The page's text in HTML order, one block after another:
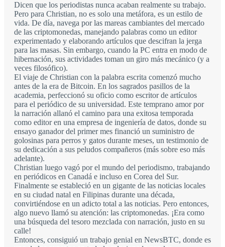
Dicen que los periodistas nunca acaban realmente su trabajo.
Pero para Christian, no es solo una metáfora, es un estilo de
vida. De día, navega por las mareas cambiantes del mercado
de las criptomonedas, manejando palabras como un editor
experimentado y elaborando artículos que descifran la jerga
para las masas. Sin embargo, cuando la PC entra en modo de
hibernación, sus actividades toman un giro más mecánico (y a
veces filosófico).
El viaje de Christian con la palabra escrita comenzó mucho
antes de la era de Bitcoin. En los sagrados pasillos de la
academia, perfeccionó su oficio como escritor de artículos
para el periódico de su universidad. Este temprano amor por
la narración allanó el camino para una exitosa temporada
como editor en una empresa de ingeniería de datos, donde su
ensayo ganador del primer mes financió un suministro de
golosinas para perros y gatos durante meses, un testimonio de
su dedicación a sus peludos compañeros (más sobre eso más
adelante).
Christian luego vagó por el mundo del periodismo, trabajando
en periódicos en Canadá e incluso en Corea del Sur.
Finalmente se estableció en un gigante de las noticias locales
en su ciudad natal en Filipinas durante una década,
convirtiéndose en un adicto total a las noticias. Pero entonces,
algo nuevo llamó su atención: las criptomonedas. ¡Era como
una búsqueda del tesoro mezclada con narración, justo en su
calle!
Entonces, consiguió un trabajo genial en NewsBTC, donde es